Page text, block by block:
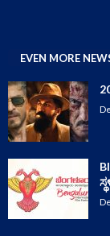
EVEN MORE